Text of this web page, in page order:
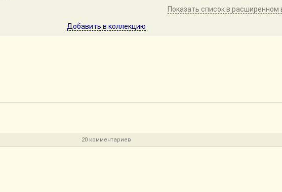
Показать список в расширенном
Добавить в коллекцию
20 комментариев